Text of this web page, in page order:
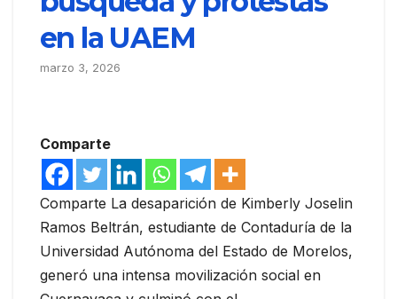
en la UAEM
marzo 3, 2026
Comparte
Comparte La desaparición de Kimberly Joselin
Ramos Beltrán, estudiante de Contaduría de la
Universidad Autónoma del Estado de Morelos,
generó una intensa movilización social en